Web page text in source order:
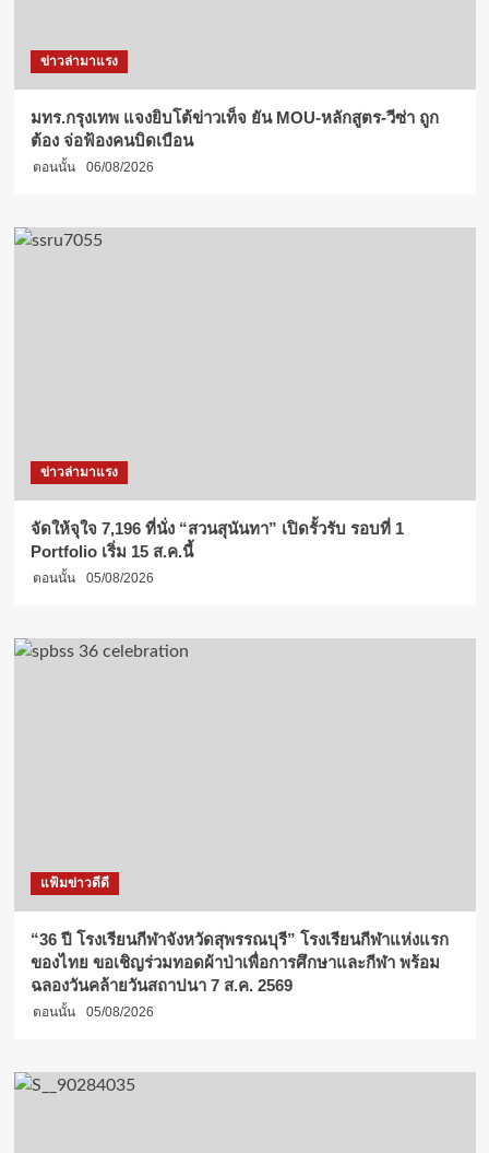
ข่าวล่ามาแรง
มทร.กรุงเทพ แจงยิบโต้ข่าวเท็จ ยัน MOU-หลักสูตร-วีซ่า ถูก
ต้อง จ่อฟ้องคนบิดเบือน
ตอนนั้น 06/08/2026
ข่าวล่ามาแรง
จัดให้จุใจ 7,196 ที่นั่ง “สวนสุนันทา” เปิดรั้วรับ รอบที่ 1
Portfolio เริ่ม 15 ส.ค.นี้
ตอนนั้น 05/08/2026
แฟ้มข่าวดีดี
“36 ปี โรงเรียนกีฬาจังหวัดสุพรรณบุรี” โรงเรียนกีฬาแห่งแรก
ของไทย ขอเชิญร่วมทอดผ้าป่าเพื่อการศึกษาและกีฬา พร้อม
ฉลองวันคล้ายวันสถาปนา 7 ส.ค. 2569
ตอนนั้น 05/08/2026